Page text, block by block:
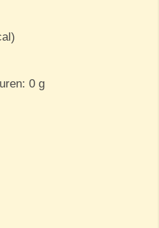
0 g